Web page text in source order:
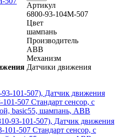
Артикул
6800-93-104M-507
Цвет
шампань
Производитель
ABB
Механизм
Датчики движения
93-101-507), Датчик движения
507 Стандарт сенсор, с
basic55, шампань, ABB